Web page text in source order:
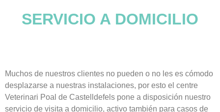
SERVICIO A DOMICILIO
Muchos de nuestros clientes no pueden o no les es cómodo
desplazarse a nuestras instalaciones, por esto el centre
Veterinari Poal de Castelldefels pone a disposición nuestro
servicio de visita a domicilio, activo también para casos de